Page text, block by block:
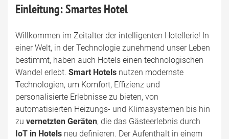
Einleitung: Smartes Hotel
Willkommen im Zeitalter der intelligenten Hotellerie! In
einer Welt, in der Technologie zunehmend unser Leben
bestimmt, haben auch Hotels einen technologischen
Wandel erlebt. Smart Hotels nutzen modernste
Technologien, um Komfort, Effizienz und
personalisierte Erlebnisse zu bieten, von
automatisierten Heizungs- und Klimasystemen bis hin
zu vernetzten Geräten, die das Gästeerlebnis durch
IoT in Hotels neu definieren. Der Aufenthalt in einem